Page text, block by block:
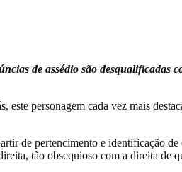
de assédio são desqualificadas
personagem cada vez mais
de pertencimento e identificação de
tão obsequioso com a direita de